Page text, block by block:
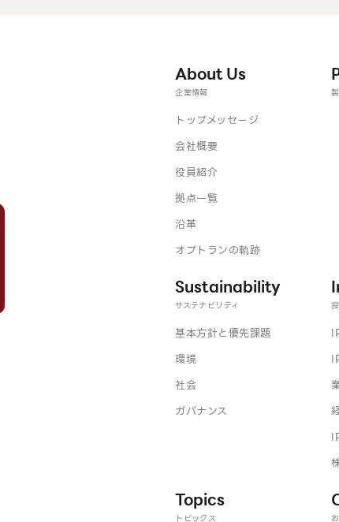
About Us
企業情報
トップメッセージ
会社概要
役員紹介
拠点一覧
沿革
オプトランの軌跡
Sustainability
サステナビリティ
基本方針と優先課題
環境
社会
ガバナンス
Topics
トピックス